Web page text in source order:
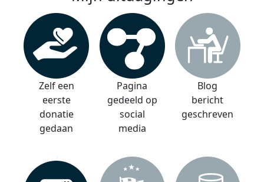
Zelf een
eerste
donatie
gedaan
Pagina
gedeeld op
social
media
Blog
bericht
geschreven